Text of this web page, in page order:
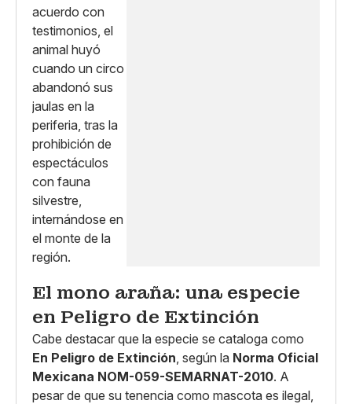
El mono araña: una especie
en Peligro de Extinción
Cabe destacar que la especie se cataloga como
En Peligro de Extinción , según la Norma Oficial
Mexicana NOM-059-SEMARNAT-2010. A
pesar de que su tenencia como mascota es ilegal,